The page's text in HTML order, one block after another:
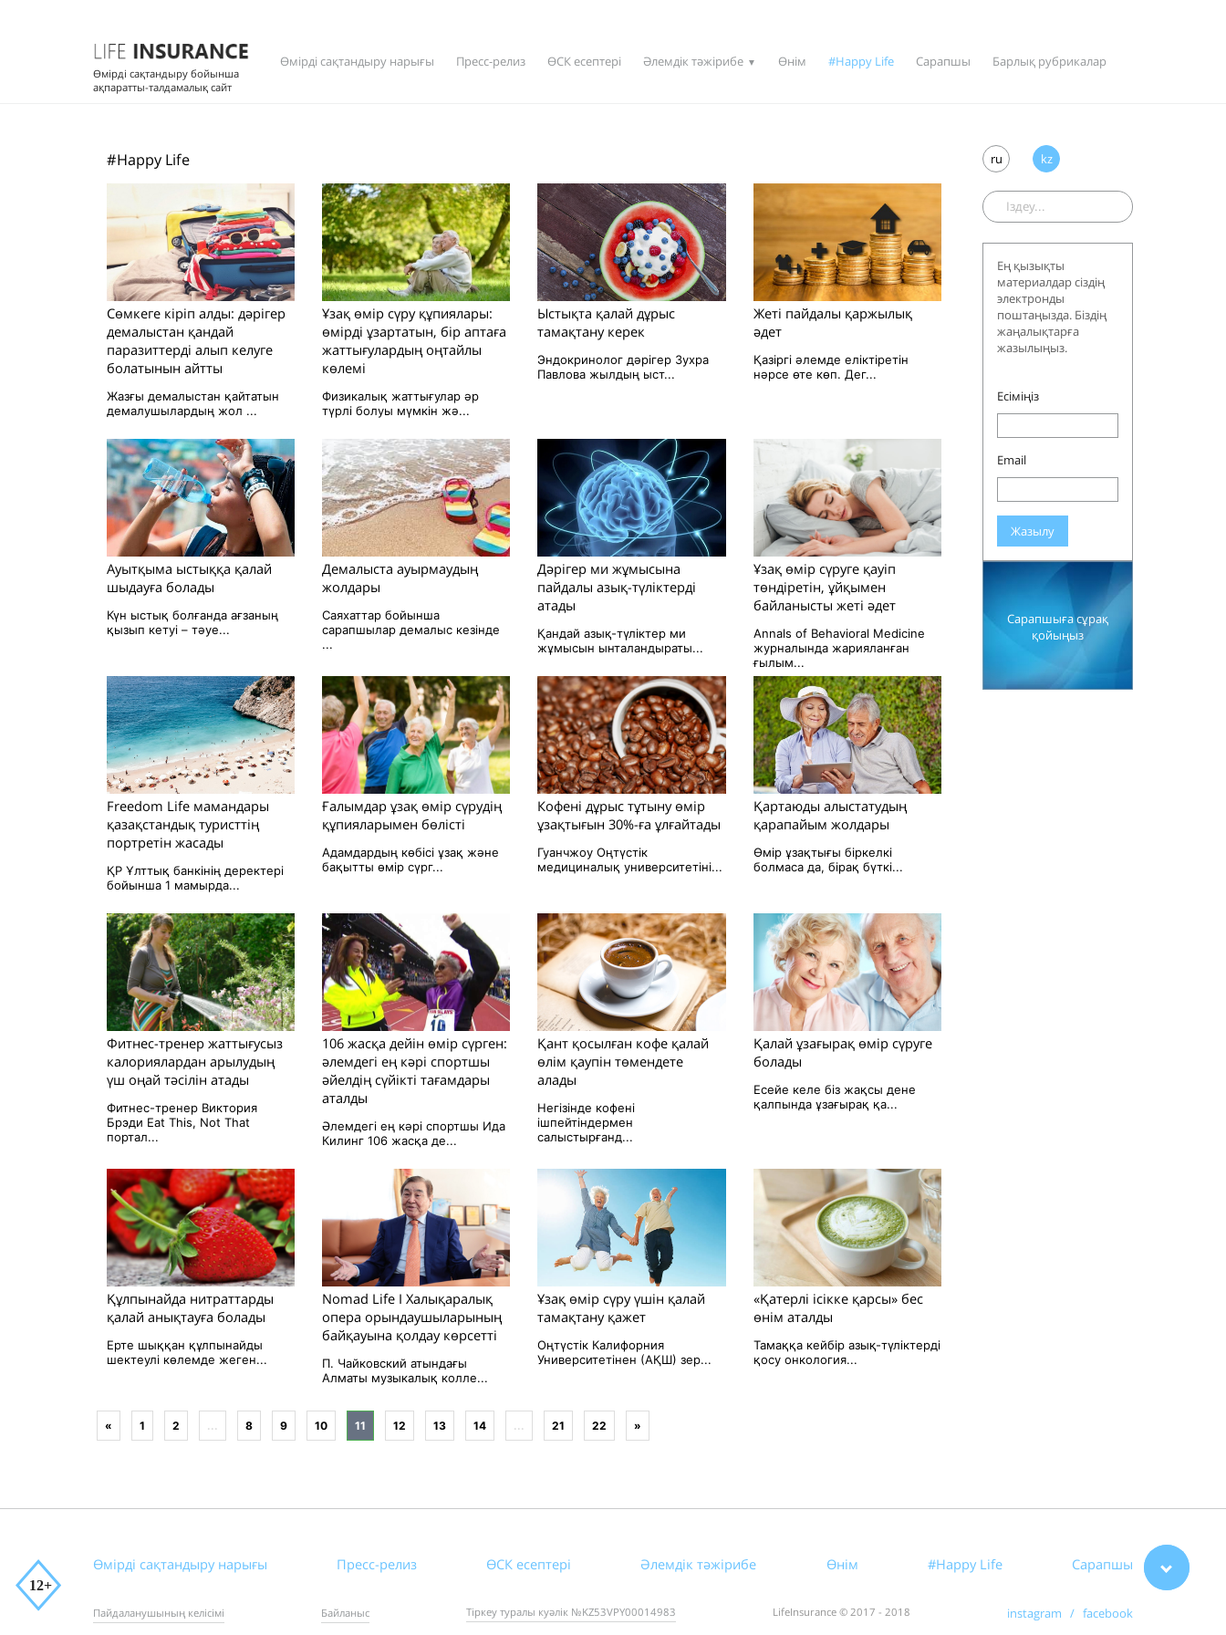
Өмірді сақтандыру бойынша
ақпаратты-талдамалық сайт
Өмірді сақтандыру нарығы Пресс-релиз ӨСК есептері Әлемдік тәжірибе ▼ Өнім #Happy Life Сарапшы Барлық рубрикалар
#Happy Life
Сөмкеге кіріп алды: дәрігер
демалыстан қандай
паразиттерді алып келуге
болатынын айтты
Жазғы демалыстан қайтатын
демалушылардың жол ...
Ұзақ өмір сүру құпиялары:
өмірді ұзартатын, бір аптаға
жаттығулардың оңтайлы
көлемі
Физикалық жаттығулар әр
түрлі болуы мүмкін жә...
Ыстықта қалай дұрыс
тамақтану керек
Эндокринолог дәрігер Зухра
Павлова жылдың ыст...
Жеті пайдалы қаржылық
әдет
Қазіргі әлемде еліктіретін
нәрсе өте көп. Дег...
Ауытқыма ыстыққа қалай
шыдауға болады
Күн ыстық болғанда ағзаның
қызып кетуі – тәуе...
Демалыста ауырмаудың
жолдары
Саяхаттар бойынша
сарапшылар демалыс кезінде
...
Дәрігер ми жұмысына
пайдалы азық-түліктерді
атады
Қандай азық-түліктер ми
жұмысын ынталандыраты...
Ұзақ өмір сүруге қауіп
төндіретін, ұйқымен
байланысты жеті әдет
Annals of Behavioral Medicine
журналында жарияланған
ғылым...
Freedom Life мамандары
қазақстандық туристтің
портретін жасады
ҚР Ұлттық банкінің деректері
бойынша 1 мамырда...
Ғалымдар ұзақ өмір сүрудің
құпияларымен бөлісті
Адамдардың көбісі ұзақ және
бақытты өмір сүрг...
Кофені дұрыс тұтыну өмір
ұзақтығын 30%-ға ұлғайтады
Гуанчжоу Оңтүстік
медициналық университетіні...
Қартаюды алыстатудың
қарапайым жолдары
Өмір ұзақтығы біркелкі
болмаса да, бірақ бүткі...
Фитнес-тренер жаттығусыз
калориялардан арылудың
үш оңай тәсілін атады
Фитнес-тренер Виктория
Брэди Eat This, Not That
портал...
106 жасқа дейін өмір сүрген:
әлемдегі ең кәрі спортшы
әйелдің сүйікті тағамдары
аталды
Әлемдегі ең кәрі спортшы Ида
Килинг 106 жасқа де...
Қант қосылған кофе қалай
өлім қаупін төмендете
алады
Негізінде кофені
ішпейтіндермен
салыстырғанд...
Қалай ұзағырақ өмір сүруге
болады
Есейе келе біз жақсы дене
қалпында ұзағырақ қа...
Құлпынайда нитраттарды
қалай анықтауға болады
Ерте шыққан құлпынайды
шектеулі көлемде жеген...
Nomad Life I Халықаралық
опера орындаушыларының
байқауына қолдау көрсетті
П. Чайковский атындағы
Алматы музыкалық колле...
Ұзақ өмір сүру үшін қалай
тамақтану қажет
Оңтүстік Калифорния
Университетінен (АҚШ) зер...
«Қатерлі ісікке қарсы» бес
өнім аталды
Тамаққа кейбір азық-түліктерді
қосу онкология...
« 1 2 ... 8 9 10 11 12 13 14 ... 21 22 »
ru kz
Ең қызықты
материалдар сіздің
электронды
поштаңызда. Біздің
жаңалықтарға
жазылыңыз.
Есіміңіз
Email
Жазылу
Сарапшыға сұрақ
қойыңыз
Өмірді сақтандыру нарығы Пресс-релиз ӨСК есептері Әлемдік тәжірибе Өнім #Happy Life Сарапшы
Пайдаланушының келісімі Байланыс Тіркеу туралы куәлік №KZ53VPY00014983 LifeInsurance © 2017 - 2018 instagram / facebook